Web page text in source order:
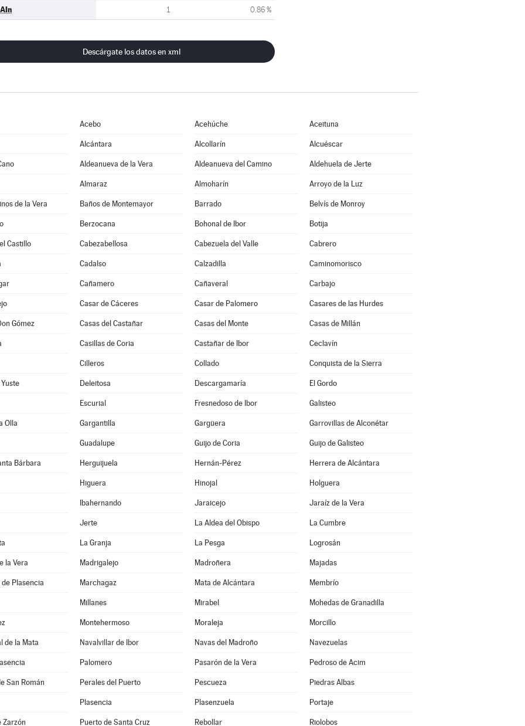
1 0.86 %
Descárgate los datos en xml
Acebo Acehúche Aceituna
Alcántara Alcollarín Alcuéscar
Aldeanueva de la Vera Aldeanueva del Camino Aldehuela de Jerte
Almaraz Almoharín Arroyo de la Luz
de la Vera Baños de Montemayor Barrado Belvís de Monroy
Berzocana Bohonal de Ibor Botija
Castillo Cabezabellosa Cabezuela del Valle Cabrero
Cadalso Calzadilla Caminomorisco
Cañamero Cañaveral Carbajo
Casar de Cáceres Casar de Palomero Casares de las Hurdes
Gómez Casas del Castañar Casas del Monte Casas de Millán
Casillas de Coria Castañar de Ibor Ceclavín
Cilleros Collado Conquista de la Sierra
Deleitosa Descargamaría El Gordo
Escurial Fresnedoso de Ibor Galisteo
Olla Gargantilla Gargüera Garrovillas de Alconétar
Guadalupe Guijo de Coria Guijo de Galisteo
Bárbara Herguijuela Hernán-Pérez Herrera de Alcántara
Higuera Hinojal Holguera
Ibahernando Jaraicejo Jaraíz de la Vera
Jerte La Aldea del Obispo La Cumbre
La Granja La Pesga Logrosán
la Vera Madrigalejo Madroñera Majadas
Plasencia Marchagaz Mata de Alcántara Membrío
Millanes Mirabel Mohedas de Granadilla
Montehermoso Moraleja Morcillo
de la Mata Navalvillar de Ibor Navas del Madroño Navezuelas
Palomero Pasarón de la Vera Pedroso de Acim
San Román Perales del Puerto Pescueza Piedras Albas
Plasencia Plasenzuela Portaje
Zarzón Puerto de Santa Cruz Rebollar Riolobos